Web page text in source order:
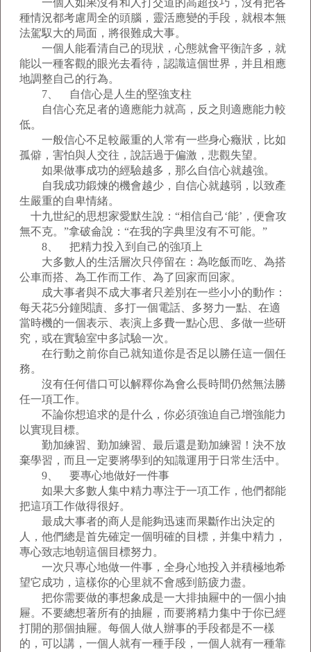
一個人如果沒有和人打交道的高超技巧，沒有把各
種情況都考慮周全的頭腦，靈活應變的手段，就根本無
法駕馭大的局面，將很難成大事。
一個人能看清自己的現狀，心態就會平衡許多，就
能以一種客觀的眼光去看待，認識這個世界，并且相應
地調整自己的行為。
7、 自信心是人生的堅強支柱
自信心充足者的適應能力就高，反之則適應能力較
低。
一般信心不足較嚴重的人常有一些身心癥狀，比如
孤僻，害怕與人交往，說話過于偏激，悲觀失望。
如果做事成功的經驗越多，那么自信心就越強。
自我成功鍛煉的機會越少，自信心就越弱，以致產
生嚴重的自卑情緒。
十九世紀的思想家愛默生說：“相信自己‘能’，便會攻
無不克。”拿破侖說：“在我的字典里沒有不可能。”
8、 把精力投入到自己的強項上
大多數人的生活層次只停留在：為吃飯而吃、為搭
公車而搭、為工作而工作、為了回家而回家。
成大事者與不成大事者只差別在一些小小的動作：
每天花5分鐘閱讀、多打一個電話、多努力一點、在適
當時機的一個表示、表演上多費一點心思、多做一些研
究，或在實驗室中多試驗一次。
在行動之前你自己就知道你是否足以勝任這一個任
務。
沒有任何借口可以解釋你為會么長時間仍然無法勝
任一項工作。
不論你想追求的是什么，你必須強迫自己增強能力
以實現目標。
勤加練習、勤加練習、最后還是勤加練習！決不放
棄學習，而且一定要將學到的知識運用于日常生活中。
9、 要專心地做好一件事
如果大多數人集中精力專注于一項工作，他們都能
把這項工作做得很好。
最成大事者的商人是能夠迅速而果斷作出決定的
人，他們總是首先確定一個明確的目標，并集中精力，
專心致志地朝這個目標努力。
一次只專心地做一件事，全身心地投入并積極地希
望它成功，這樣你的心里就不會感到筋疲力盡。
把你需要做的事想象成是一大排抽屜中的一個小抽
屜。不要總想著所有的抽屜，而要將精力集中于你已經
打開的那個抽屜。每個人做人辦事的手段都是不一樣
的，可以講，一個人就有一種手段，一個人就有一種靠